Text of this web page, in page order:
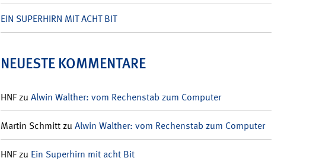
EIN SUPERHIRN MIT ACHT BIT
NEUESTE KOMMENTARE
HNFzu Alwin Walther: vom Rechenstab zum Computer
Martin Schmittzu Alwin Walther: vom Rechenstab zum Computer
HNFzu Ein Superhirn mit acht Bit